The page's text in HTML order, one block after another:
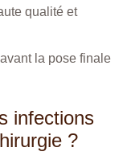
qualité et
la pose finale
infections
?